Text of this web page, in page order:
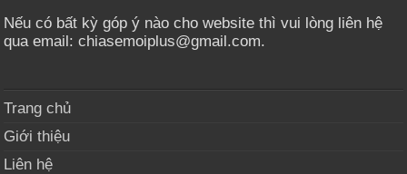
Nếu có bất kỳ góp ý nào cho website thì vui lòng liên hệ
qua email: chiasemoiplus@gmail.com.
Trang chủ
Giới thiệu
Liên hệ